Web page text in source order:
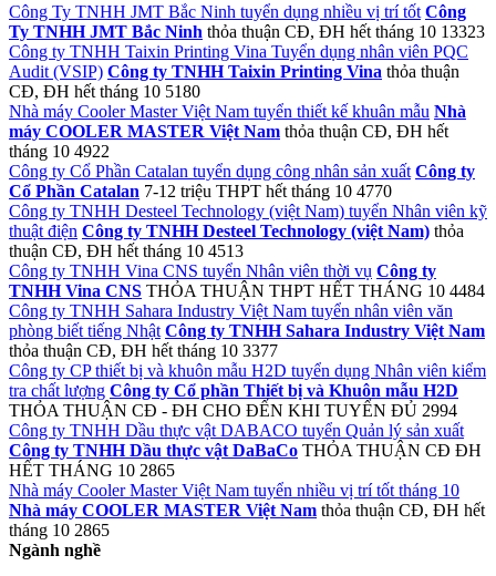
Công Ty TNHH JMT Bắc Ninh tuyển dụng nhiều vị trí tốt Công
Ty TNHH JMT Bắc Ninh thỏa thuận CĐ, ĐH hết tháng 10 13323
Công ty TNHH Taixin Printing Vina Tuyển dụng nhân viên PQC
Audit (VSIP) Công ty TNHH Taixin Printing Vina thỏa thuận
CĐ, ĐH hết tháng 10 5180
Nhà máy Cooler Master Việt Nam tuyển thiết kế khuân mẫu Nhà
máy COOLER MASTER Việt Nam thỏa thuận CĐ, ĐH hết
tháng 10 4922
Công ty Cổ Phần Catalan tuyển dụng công nhân sản xuất Công ty
Cổ Phần Catalan 7-12 triệu THPT hết tháng 10 4770
Công ty TNHH Desteel Technology (việt Nam) tuyển Nhân viên kỹ
thuật điện Công ty TNHH Desteel Technology (việt Nam) thỏa
thuận CĐ, ĐH hết tháng 10 4513
Công ty TNHH Vina CNS tuyển Nhân viên thời vụ Công ty
TNHH Vina CNS THỎA THUẬN THPT HẾT THÁNG 10 4484
Công ty TNHH Sahara Industry Việt Nam tuyển nhân viên văn
phòng biết tiếng Nhật Công ty TNHH Sahara Industry Việt Nam
thỏa thuận CĐ, ĐH hết tháng 10 3377
Công ty CP thiết bị và khuôn mẫu H2D tuyển dụng Nhân viên kiểm
tra chất lượng Công ty Cổ phần Thiết bị và Khuôn mẫu H2D
THỎA THUẬN CĐ - ĐH CHO ĐẾN KHI TUYỂN ĐỦ 2994
Công ty TNHH Dầu thực vật DABACO tuyển Quản lý sản xuất
Công ty TNHH Dầu thực vật DaBaCo THỎA THUẬN CĐ ĐH
HẾT THÁNG 10 2865
Nhà máy Cooler Master Việt Nam tuyển nhiều vị trí tốt tháng 10
Nhà máy COOLER MASTER Việt Nam thỏa thuận CĐ, ĐH hết
tháng 10 2865
Ngành nghề